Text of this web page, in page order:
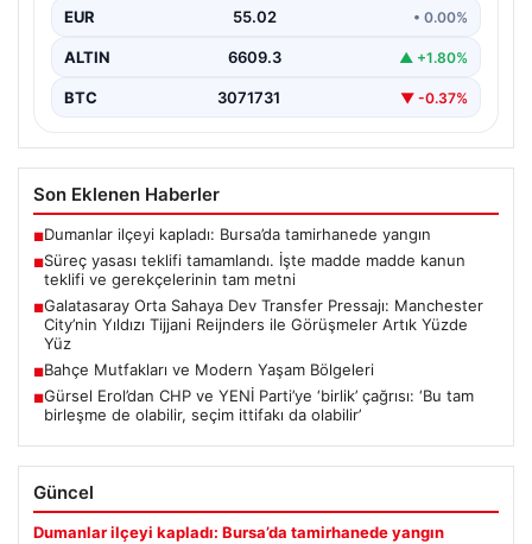
EUR 55.02 • 0.00%
ALTIN 6609.3 ▲ +1.80%
BTC 3071731 ▼ -0.37%
Son Eklenen Haberler
■Dumanlar ilçeyi kapladı: Bursa’da tamirhanede yangın
■Süreç yasası teklifi tamamlandı. İşte madde madde kanun
teklifi ve gerekçelerinin tam metni
■Galatasaray Orta Sahaya Dev Transfer Pressajı: Manchester
City’nin Yıldızı Tijjani Reijnders ile Görüşmeler Artık Yüzde
Yüz
■Bahçe Mutfakları ve Modern Yaşam Bölgeleri
■Gürsel Erol’dan CHP ve YENİ Parti’ye ‘birlik’ çağrısı: ‘Bu tam
birleşme de olabilir, seçim ittifakı da olabilir’
Güncel
Dumanlar ilçeyi kapladı: Bursa’da tamirhanede yangın